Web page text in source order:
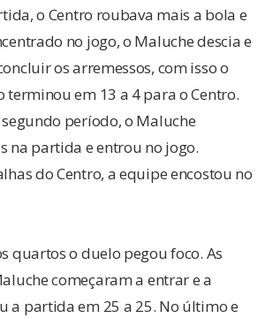
o Centro roubava mais a bola e
no jogo, o Maluche descia e
os arremessos, com isso o
em 13 a 4 para o Centro.
período, o Maluche
na partida e entrou no jogo.
do Centro, a equipe encostou no
quartos o duelo pegou foco. As
começaram a entrar e a
a partida em 25 a 25. No último e